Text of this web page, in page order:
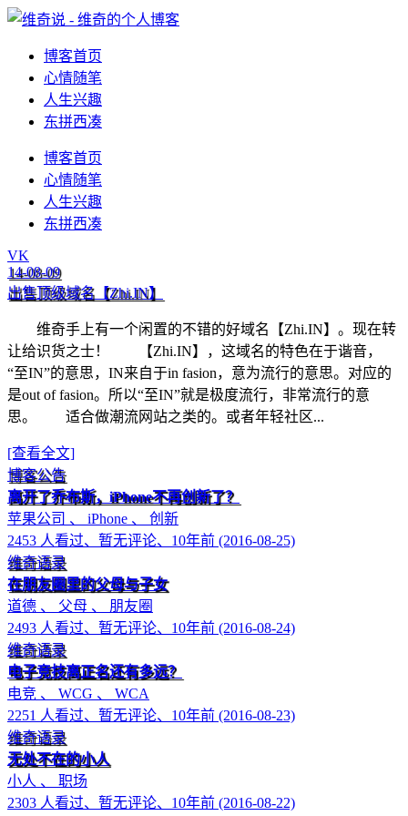
博客首页
心情随笔
人生兴趣
东拼西凑
博客首页
心情随笔
人生兴趣
东拼西凑
VK
14-08-09
出售顶级域名【Zhi.IN】
维奇手上有一个闲置的不错的好域名【Zhi.IN】。现在转
让给识货之士！ 【Zhi.IN】，这域名的特色在于谐音，
“至IN”的意思，IN来自于in fasion，意为流行的意思。对应的
是out of fasion。所以“至IN”就是极度流行，非常流行的意
思。 适合做潮流网站之类的。或者年轻社区...
[查看全文]
博客公告
离开了乔布斯，iPhone不再创新了？
苹果公司 、 iPhone 、 创新
2453 人看过、暂无评论、10年前 (2016-08-25)
维奇语录
在朋友圈里的父母与子女
道德 、 父母 、 朋友圈
2493 人看过、暂无评论、10年前 (2016-08-24)
维奇语录
电子竞技离正名还有多远？
电竞 、 WCG 、 WCA
2251 人看过、暂无评论、10年前 (2016-08-23)
维奇语录
无处不在的小人
小人 、 职场
2303 人看过、暂无评论、10年前 (2016-08-22)